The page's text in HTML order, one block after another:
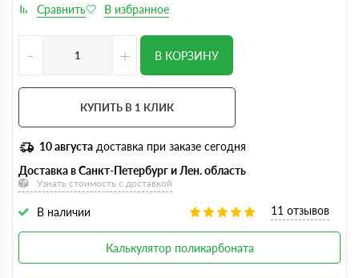
- + В КОРЗИНУ
КУПИТЬ В 1 КЛИК
10 августа доставка при заказе сегодня
Доставка в Санкт-Петербург и Лен. область
Узнать стоимость с доставкой
В наличии 11 отзывов
Калькулятор поликарбоната